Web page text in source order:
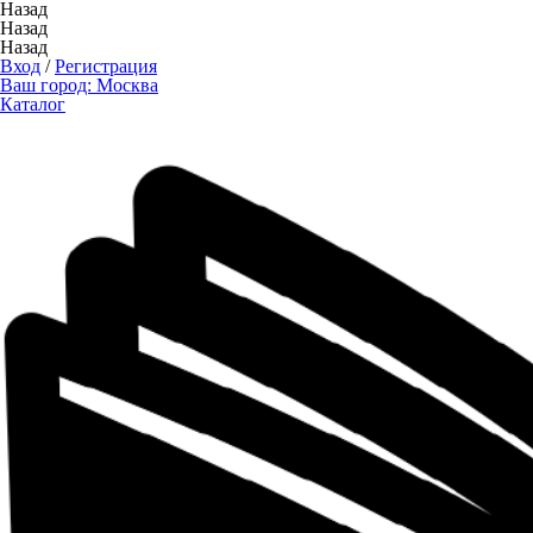
Назад
Назад
Назад
Вход /Регистрация
Ваш город: Москва
Каталог